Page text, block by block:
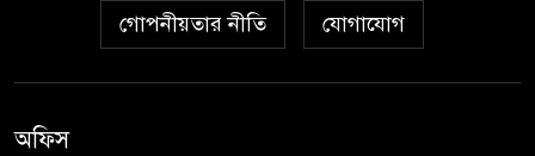
গোপনীয়তার নীতি যোগাযোগ
অফিস